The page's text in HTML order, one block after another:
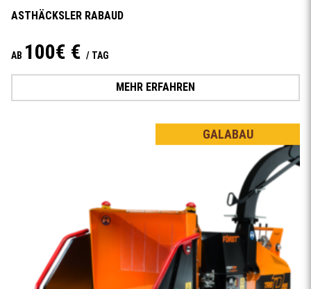
ASTHÄCKSLER RABAUD
AB 100€ € / TAG
MEHR ERFAHREN
GALABAU